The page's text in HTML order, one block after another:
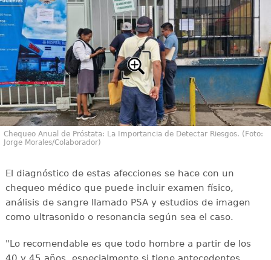
Chequeo Anual de Próstata: La Importancia de Detectar Riesgos. (Foto:
Jorge Morales/Colaborador)
El diagnóstico de estas afecciones se hace con un
chequeo médico que puede incluir examen físico,
análisis de sangre llamado PSA y estudios de imagen
como ultrasonido o resonancia según sea el caso.
"Lo recomendable es que todo hombre a partir de los